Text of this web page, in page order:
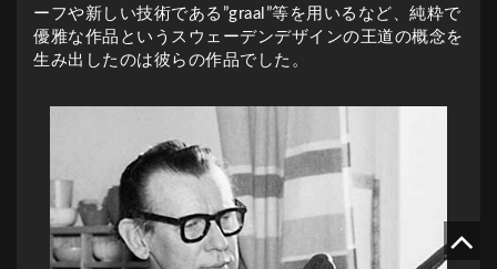
ーフや新しい技術である”graal”等を用いるなど、純粋で
優雅な作品というスウェーデンデザインの王道の概念を
生み出したのは彼らの作品でした。